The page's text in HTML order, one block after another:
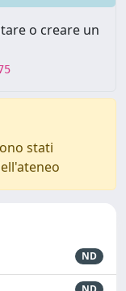
o creare un
stati
ND